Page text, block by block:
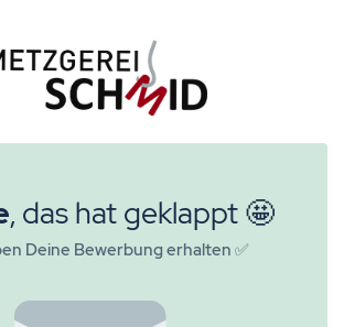
, das hat geklappt 🤩
Deine Bewerbung erhalten ✅